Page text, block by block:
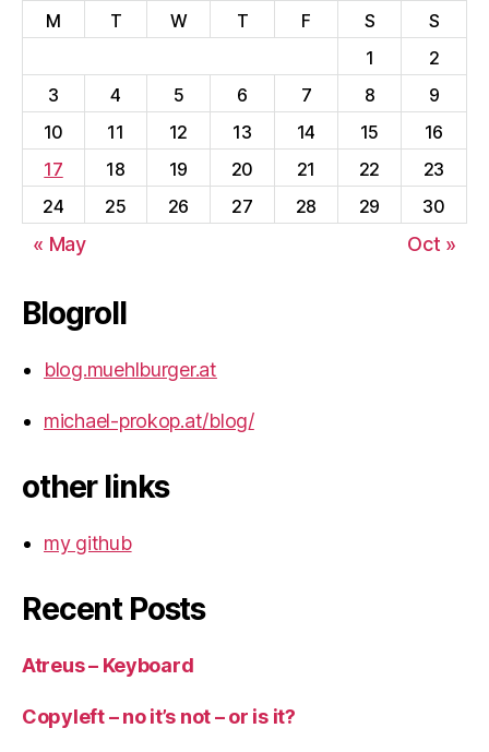
M
T W T F S
S
1
2
3
4 5 6 7 8
9
10
11 12 13 14 15
16
17
18 19 20 21 22
23
24
25 26 27 28 29 30
« May Oct »
Blogroll
blog.muehlburger.at
michael-prokop.at/blog/
other links
my github
Recent Posts
Atreus – Keyboard
Copyleft – no it’s not – or is it?